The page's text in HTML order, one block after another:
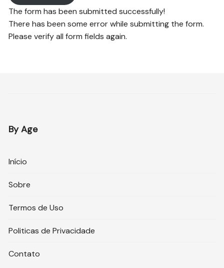
The form has been submitted successfully!
There has been some error while submitting the form.
Please verify all form fields again.
By Age
Início
Sobre
Termos de Uso
Politicas de Privacidade
Contato